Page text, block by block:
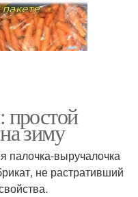
простой
зиму
палочка-выручалочка
не растративший